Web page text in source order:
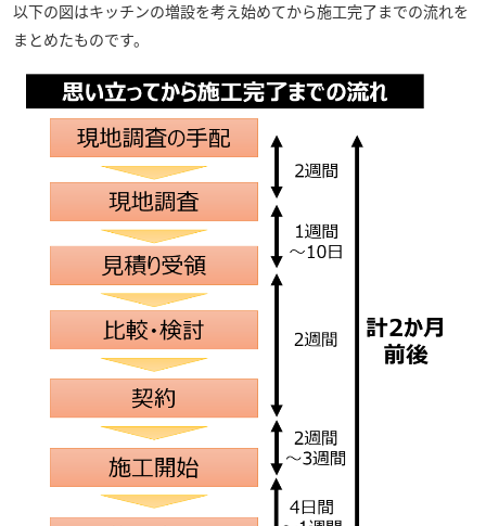
以下の図はキッチンの増設を考え始めてから施工完了までの流れを
まとめたものです。